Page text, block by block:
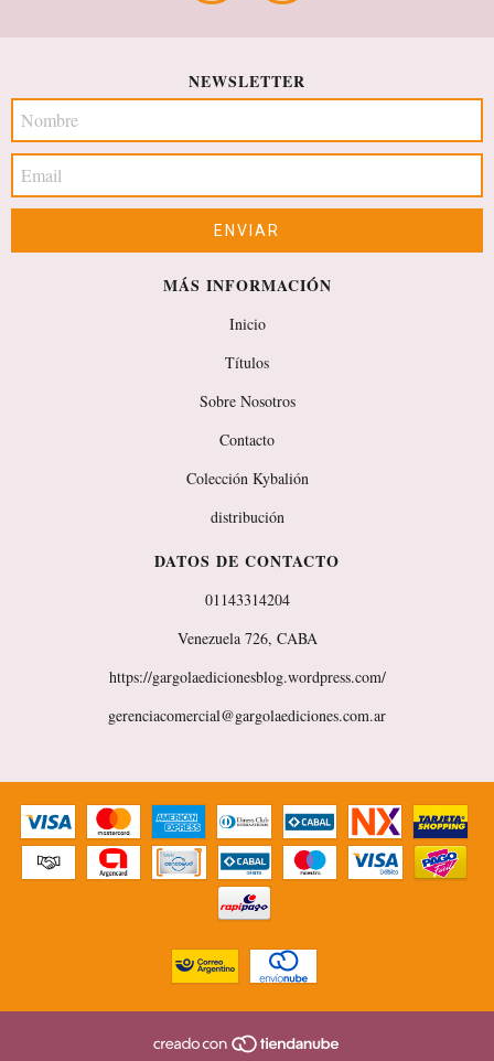
NEWSLETTER
MÁS INFORMACIÓN
Inicio
Títulos
Sobre Nosotros
Contacto
Colección Kybalión
distribución
DATOS DE CONTACTO
01143314204
Venezuela 726, CABA
https://gargolaedicionesblog.wordpress.com/
gerenciacomercial@gargolaediciones.com.ar